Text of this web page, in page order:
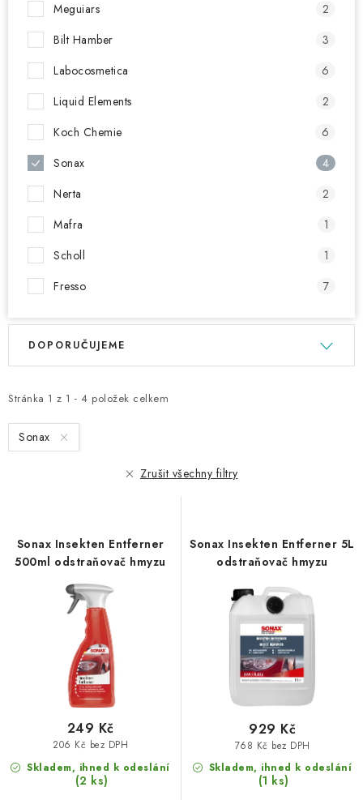
Meguiars
2
Bilt Hamber
3
Labocosmetica
6
Liquid Elements
2
Koch Chemie
6
Sonax
4
Nerta
2
Mafra
1
Scholl
1
Fresso
7
V
i
s
p
u
k
Stránka 1 z 1 - 4 položek celkem
Ř
e
n
í
d
u
DOPORUČUJEME
Sonax
Zrušit všechny filtry
Sonax Insekten Entferner
500ml odstraňovač hmyzu
Skladem, ihned k odeslání
(2 ks)
206 Kč bez DPH
249 Kč
Sonax Insekten Entferner 5L
odstraňovač hmyzu
Skladem, ihned k odeslání
(1 ks)
768 Kč bez DPH
929 Kč